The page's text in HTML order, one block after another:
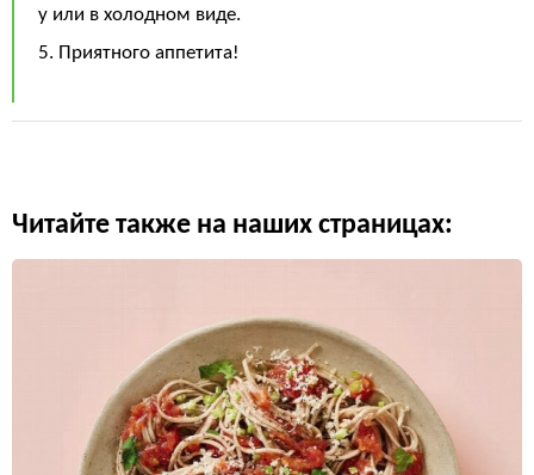
у или в холодном виде.
5. Приятного аппетита!
Читайте также на наших страницах: